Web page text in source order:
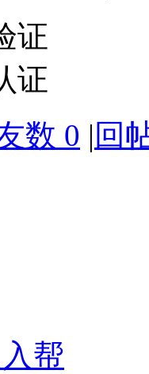
证
证
数 0 | 回
帮